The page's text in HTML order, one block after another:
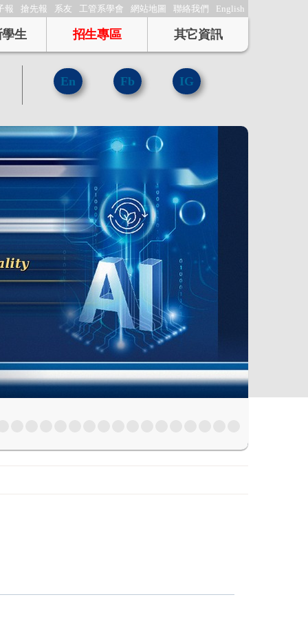
報 搶先報 系友 工管系學會 網站地圖 聯絡我們 English
生 招生專區 其它資訊
En Fb IG